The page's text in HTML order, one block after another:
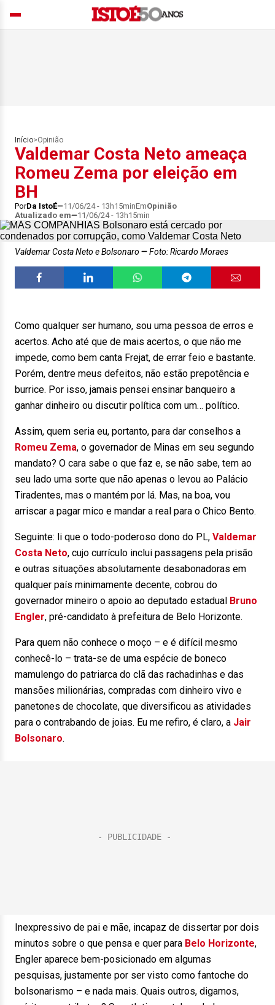
Início>Opinião
Valdemar Costa Neto ameaça
Romeu Zema por eleição em
BH
PorDa IstoÉ 11/06/24 - 13h15minEmOpinião
Atualizado em
11/06/24 - 13h15min
Valdemar Costa Neto e Bolsonaro Foto: Ricardo Moraes
Como qualquer ser humano, sou uma pessoa de erros e
acertos. Acho até que de mais acertos, o que não me
impede, como bem canta Frejat, de errar feio e bastante.
Porém, dentre meus defeitos, não estão prepotência e
burrice. Por isso, jamais pensei ensinar banqueiro a
ganhar dinheiro ou discutir política com um… político.
Assim, quem seria eu, portanto, para dar conselhos a
Romeu Zema, o governador de Minas em seu segundo
mandato? O cara sabe o que faz e, se não sabe, tem ao
seu lado uma sorte que não apenas o levou ao Palácio
Tiradentes, mas o mantém por lá. Mas, na boa, vou
arriscar a pagar mico e mandar a real para o Chico Bento.
Seguinte: li que o todo-poderoso dono do PL, Valdemar
Costa Neto, cujo currículo inclui passagens pela prisão
e outras situações absolutamente desabonadoras em
qualquer país minimamente decente, cobrou do
governador mineiro o apoio ao deputado estadual Bruno
Engler, pré-candidato à prefeitura de Belo Horizonte.
Para quem não conhece o moço – e é difícil mesmo
conhecê-lo – trata-se de uma espécie de boneco
mamulengo do patriarca do clã das rachadinhas e das
mansões milionárias, compradas com dinheiro vivo e
panetones de chocolate, que diversificou as atividades
para o contrabando de joias. Eu me refiro, é claro, a Jair
Bolsonaro.
Inexpressivo de pai e mãe, incapaz de dissertar por dois
minutos sobre o que pensa e quer para Belo Horizonte,
Engler aparece bem-posicionado em algumas
pesquisas, justamente por ser visto como fantoche do
bolsonarismo – e nada mais. Quais outros, digamos,